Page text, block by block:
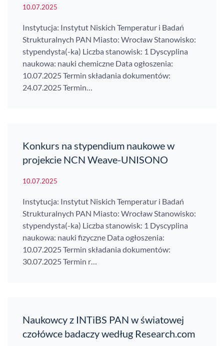
10.07.2025
Instytucja: Instytut Niskich Temperatur i Badań
Strukturalnych PAN Miasto: Wrocław Stanowisko:
stypendysta(-ka) Liczba stanowisk: 1 Dyscyplina
naukowa: nauki chemiczne Data ogłoszenia:
10.07.2025 Termin składania dokumentów:
24.07.2025 Termin…
Konkurs na stypendium naukowe w
projekcie NCN Weave-UNISONO
10.07.2025
Instytucja: Instytut Niskich Temperatur i Badań
Strukturalnych PAN Miasto: Wrocław Stanowisko:
stypendysta(-ka) Liczba stanowisk: 1 Dyscyplina
naukowa: nauki fizyczne Data ogłoszenia:
10.07.2025 Termin składania dokumentów:
30.07.2025 Termin r…
Naukowcy z INTiBS PAN w światowej
czołówce badaczy według Research.com